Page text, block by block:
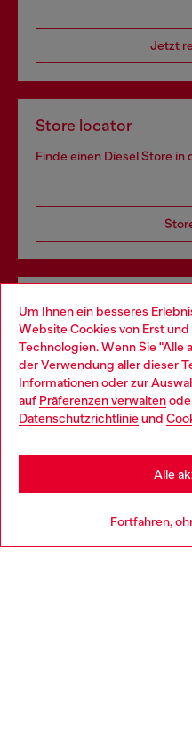
Um Ihnen ein besseres
Website Cookies von Erst
Technologien. Wenn Sie "Alle
der Verwendung aller dieser
Informationen oder zur
auf Präferenzen verwalten
Datenschutzrichtlinieund
Fortfahren,
Alle
Jetzt
Store locator
Finde einen Diesel Store in
Omnichannel-Services
Entdecke unser gesamtes
im Store.
Mehr
Choose your location
You are currently browsing
may be based in United States